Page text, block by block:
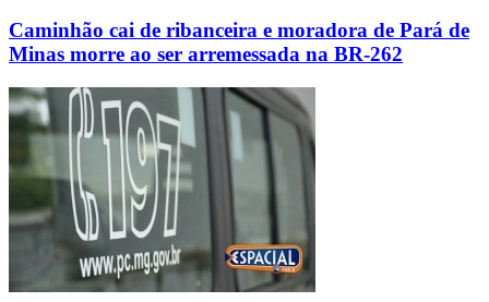
Caminhão cai de ribanceira e moradora de Pará de
Minas morre ao ser arremessada na BR-262